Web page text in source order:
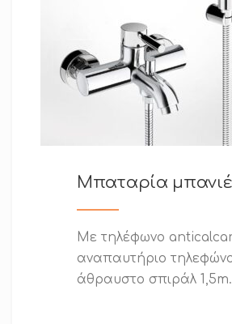
Μπαταρία
Με τηλέφωνο
αναπαυτήριο
άθραυστο σπιράλ 1,5m.